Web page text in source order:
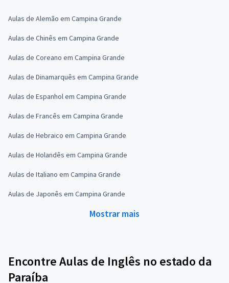
Aulas de Alemão em Campina Grande
Aulas de Chinês em Campina Grande
Aulas de Coreano em Campina Grande
Aulas de Dinamarquês em Campina Grande
Aulas de Espanhol em Campina Grande
Aulas de Francês em Campina Grande
Aulas de Hebraico em Campina Grande
Aulas de Holandês em Campina Grande
Aulas de Italiano em Campina Grande
Aulas de Japonês em Campina Grande
Mostrar mais
Encontre Aulas de Inglês no estado da
Paraíba